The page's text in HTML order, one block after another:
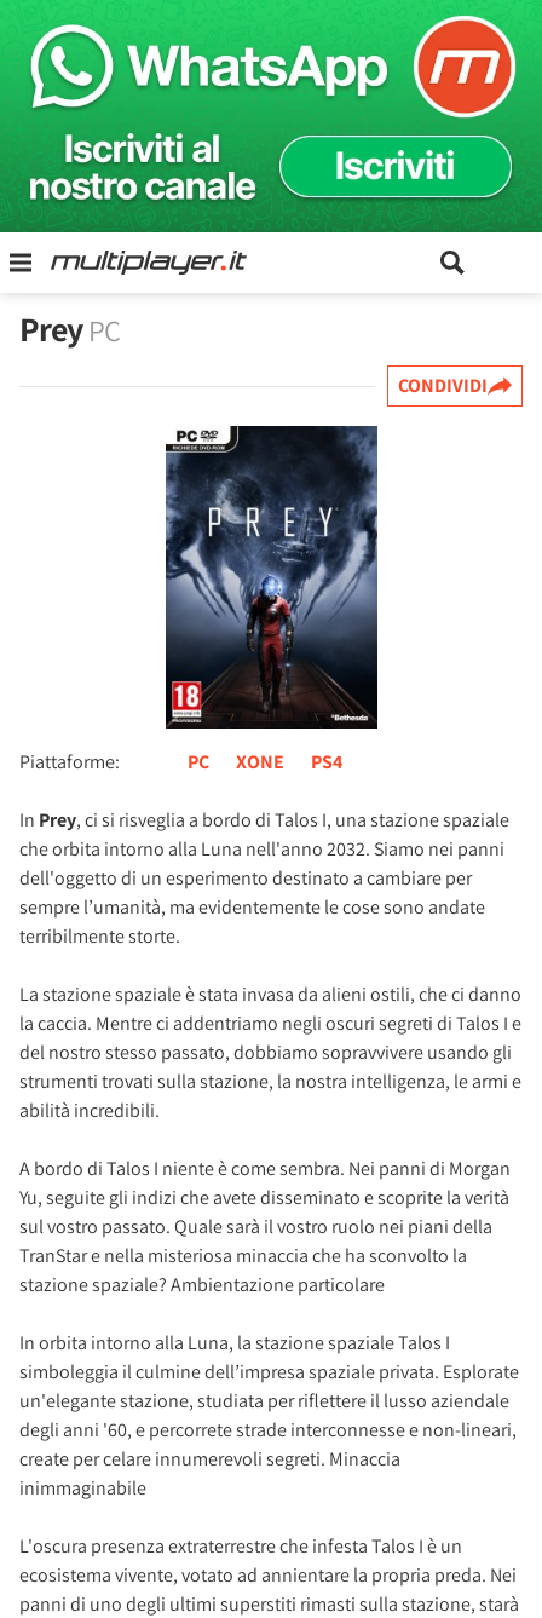
PreyPC
CONDIVIDI
Piattaforme: PC XONE PS4
In Prey, ci si risveglia a bordo di Talos I, una stazione spaziale
che orbita intorno alla Luna nell'anno 2032. Siamo nei panni
dell'oggetto di un esperimento destinato a cambiare per
sempre l’umanità, ma evidentemente le cose sono andate
terribilmente storte.
La stazione spaziale è stata invasa da alieni ostili, che ci danno
la caccia. Mentre ci addentriamo negli oscuri segreti di Talos I e
del nostro stesso passato, dobbiamo sopravvivere usando gli
strumenti trovati sulla stazione, la nostra intelligenza, le armi e
abilità incredibili.
A bordo di Talos I niente è come sembra. Nei panni di Morgan
Yu, seguite gli indizi che avete disseminato e scoprite la verità
sul vostro passato. Quale sarà il vostro ruolo nei piani della
TranStar e nella misteriosa minaccia che ha sconvolto la
stazione spaziale? Ambientazione particolare
In orbita intorno alla Luna, la stazione spaziale Talos I
simboleggia il culmine dell’impresa spaziale privata. Esplorate
un'elegante stazione, studiata per riflettere il lusso aziendale
degli anni '60, e percorrete strade interconnesse e non-lineari,
create per celare innumerevoli segreti. Minaccia
inimmaginabile
L'oscura presenza extraterrestre che infesta Talos I è un
ecosistema vivente, votato ad annientare la propria preda. Nei
panni di uno degli ultimi superstiti rimasti sulla stazione, starà